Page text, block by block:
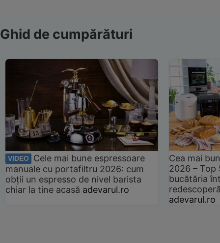
Ghid de cumpărături
VIDEO
Cele mai bune espressoare
manuale cu portafiltru 2026: cum
obții un espresso de nivel barista
chiar la tine acasă adevarul.ro
Cea mai
2026 –
bucătăria
adevarul.ro